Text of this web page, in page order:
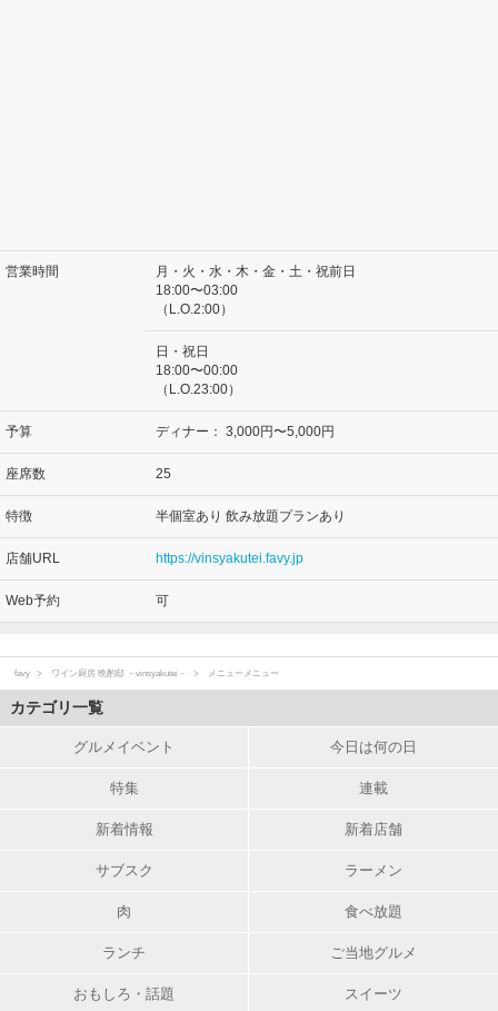
営業時間
月・火・水・木・金・土・祝前日
18:00〜03:00
（L.O.2:00）
日・祝日
18:00〜00:00
（L.O.23:00）
予算 ディナー： 3,000円〜5,000円
座席数 25
特徴 半個室あり 飲み放題プランあり
店舗URL https://vinsyakutei.favy.jp
Web予約 可
favy ワイン厨房 晩酌邸 －vinsyakutei－ メニューメニュー
カテゴリ一覧
グルメイベント 今日は何の日
特集 連載
新着情報 新着店舗
サブスク ラーメン
肉 食べ放題
ランチ ご当地グルメ
おもしろ・話題 スイーツ